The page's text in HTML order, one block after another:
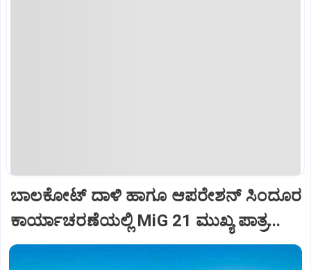
ಬಾಲಕೋಟ್‌ ದಾಳಿ ಹಾಗೂ ಆಪರೇಶನ್‌ ಸಿಂದೂರ
ಕಾರ್ಯಾಚರಣೆಯಲ್ಲಿ MiG 21 ಮುಖ್ಯ ಪಾತ್ರ...